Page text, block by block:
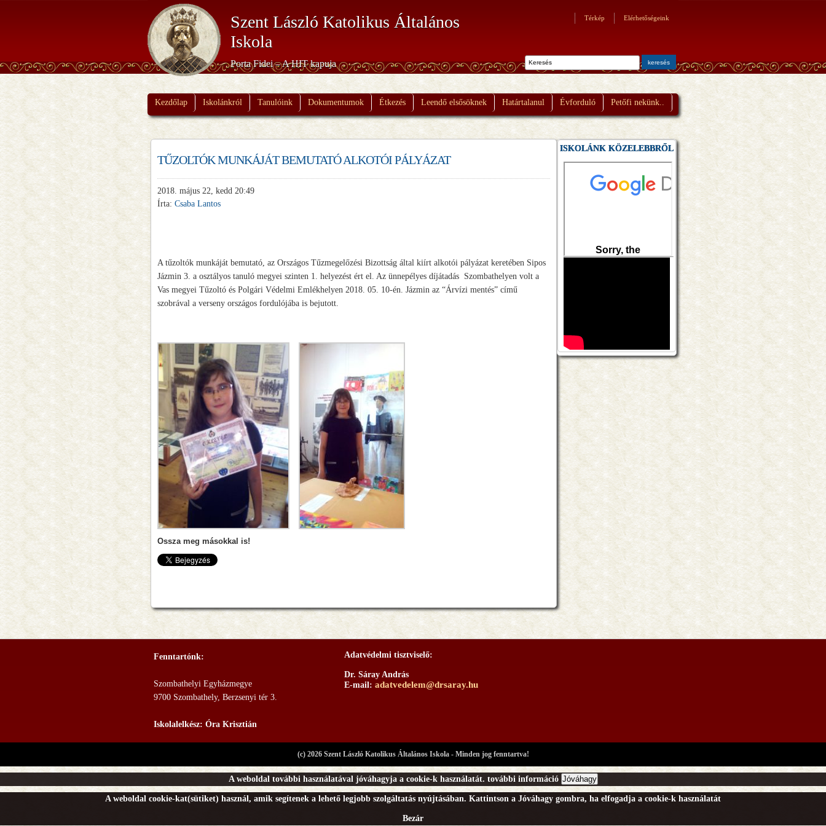
Elérhetőségeink
Térkép
Szent László Katolikus Általános
Iskola
Porta Fidei – A HIT kapuja
Kezdőlap Iskolánkról Tanulóink Dokumentumok Étkezés Leendő elsősöknek Határtalanul Évforduló Petőfi nekünk..
TŰZOLTÓK MUNKÁJÁT BEMUTATÓ ALKOTÓI PÁLYÁZAT
2018. május 22, kedd 20:49
Írta: Csaba Lantos
A tűzoltók munkáját bemutató, az Országos Tűzmegelőzési Bizottság által kiírt alkotói pályázat keretében Sipos
Jázmin 3. a osztályos tanuló megyei szinten 1. helyezést ért el. Az ünnepélyes díjátadás Szombathelyen volt a
Vas megyei Tűzoltó és Polgári Védelmi Emlékhelyen 2018. 05. 10-én. Jázmin az “Árvízi mentés” című
szobrával a verseny országos fordulójába is bejutott.
Ossza meg másokkal is!
ISKOLÁNK KÖZELEBBRŐL
Fenntartónk:
Szombathelyi Egyházmegye
9700 Szombathely, Berzsenyi tér 3.
Iskolalelkész: Óra Krisztián
Adatvédelmi tisztviselő:
Dr. Sáray András
E-mail: adatvedelem@drsaray.hu
(c) 2026 Szent László Katolikus Általános Iskola - Minden jog fenntartva!
A weboldal további használatával jóváhagyja a cookie-k használatát. további információ Jóváhagy
A weboldal cookie-kat(sütiket) használ, amik segítenek a lehető legjobb szolgáltatás nyújtásában. Kattintson a Jóváhagy gombra, ha elfogadja a cookie-k használatát
Bezár